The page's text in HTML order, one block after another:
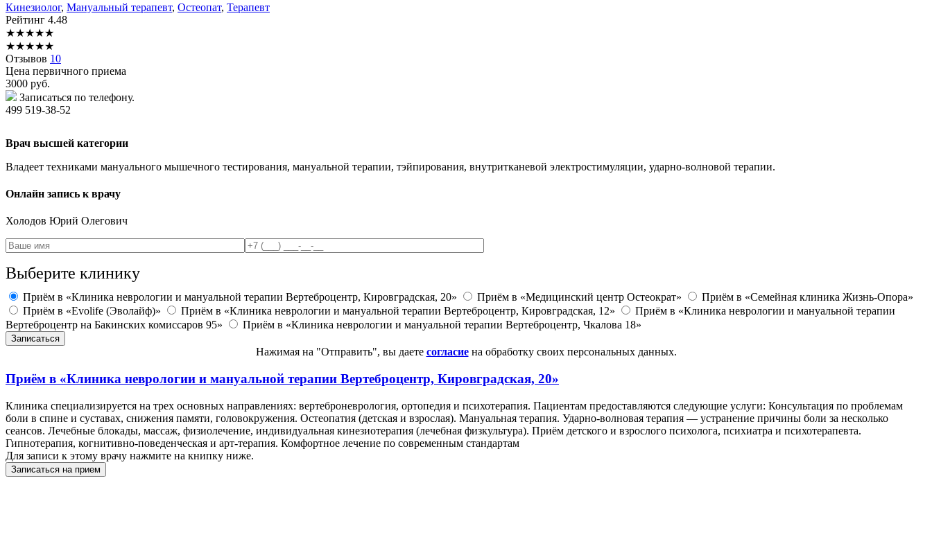
Кинезиолог, Мануальный терапевт, Остеопат, Терапевт
Рейтинг 4.48
★★★★★
★★★★★
Отзывов 10
Цена первичного приема
3000 руб.
Записаться по телефону.
499 519-38-52
Врач высшей категории
Владеет техниками мануального мышечного тестирования, мануальной терапии, тэйпирования, внутритканевой электростимуляции, ударно-волновой терапии.
Онлайн запись к врачу
Холодов Юрий Олегович
Выберите клинику
Приём в «Клиника неврологии и мануальной терапии Вертеброцентр, Кировградская, 20» Приём в «Медицинский центр Остеократ»
Приём в «Семейная клиника Жизнь-Опора»
Приём в «Evolife (Эволайф)»
Приём в «Клиника неврологии и мануальной терапии Вертеброцентр, Кировградская, 12»
Приём в «Клиника неврологии и мануальной терапии
Вертеброцентр на Бакинских комиссаров 95»
Приём в «Клиника неврологии и мануальной терапии Вертеброцентр, Чкалова 18»
Нажимая на "Отправить", вы даете согласиена обработку своих персональных данных.
Приём в «Клиника неврологии и мануальной терапии Вертеброцентр, Кировградская, 20»
Клиника специализируется на трех основных направлениях: вертеброневрология, ортопедия и психотерапия. Пациентам предоставляются следующие услуги: Консультация по проблемам
боли в спине и суставах, снижения памяти, головокружения. Остеопатия (детская и взрослая). Мануальная терапия. Ударно-волновая терапия — устранение причины боли за несколько
сеансов. Лечебные блокады, массаж, физиолечение, индивидуальная кинезиотерапия (лечебная физкультура). Приём детского и взрослого психолога, психиатра и психотерапевта.
Гипнотерапия, когнитивно-поведенческая и арт-терапия. Комфортное лечение по современным стандартам
Для записи к этому врачу нажмите на книпку ниже.
Записаться на прием